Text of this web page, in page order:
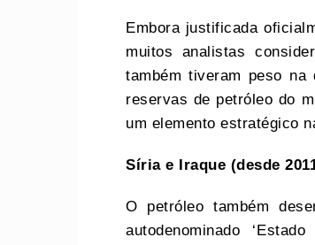
Embora justificada
muitos analistas
também tiveram peso
reservas de petróleo do
um elemento estratégico
Síria e Iraque (desde
O petróleo também
autodenominado